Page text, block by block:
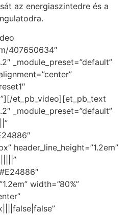
az energiaszintedre és a
407650634″
_module_preset=”default”
et_pb_video][et_pb_text
_module_preset=”default”
header_line_height=”1.2em”
width=”80%”